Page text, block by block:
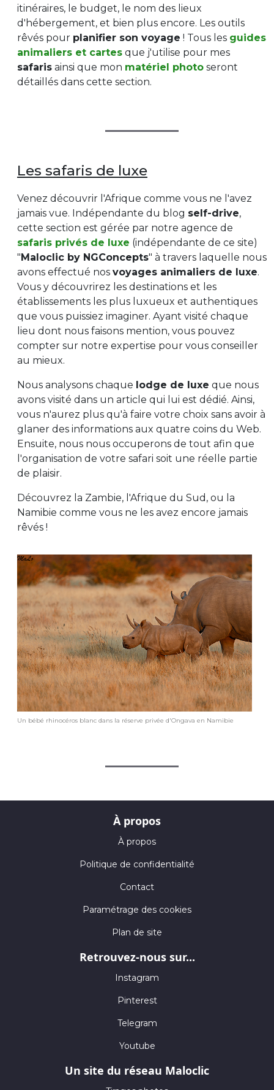
itinéraires, le budget, le nom des lieux
d'hébergement, et bien plus encore. Les outils
rêvés pour planifier son voyage ! Tous les guides
animaliers et cartes que j'utilise pour mes
safaris ainsi que mon matériel photo seront
détaillés dans cette section.
Les safaris de luxe
Venez découvrir l'Afrique comme vous ne l'avez
jamais vue. Indépendante du blog self-drive,
cette section est gérée par notre agence de
safaris privés de luxe (indépendante de ce site)
"Maloclic by NGConcepts" à travers laquelle nous
avons effectué nos voyages animaliers de luxe.
Vous y découvrirez les destinations et les
établissements les plus luxueux et authentiques
que vous puissiez imaginer. Ayant visité chaque
lieu dont nous faisons mention, vous pouvez
compter sur notre expertise pour vous conseiller
au mieux.
Nous analysons chaque lodge de luxe que nous
avons visité dans un article qui lui est dédié. Ainsi,
vous n'aurez plus qu'à faire votre choix sans avoir à
glaner des informations aux quatre coins du Web.
Ensuite, nous nous occuperons de tout afin que
l'organisation de votre safari soit une réelle partie
de plaisir.
Découvrez la Zambie, l'Afrique du Sud, ou la
Namibie comme vous ne les avez encore jamais
rêvés !
Un bébé rhinocéros blanc dans la réserve privée d'Ongava en Namibie
À propos
À propos
Politique de confidentialité
Contact
Paramétrage des cookies
Plan de site
Retrouvez-nous sur...
Instagram
Pinterest
Telegram
Youtube
Un site du réseau Maloclic